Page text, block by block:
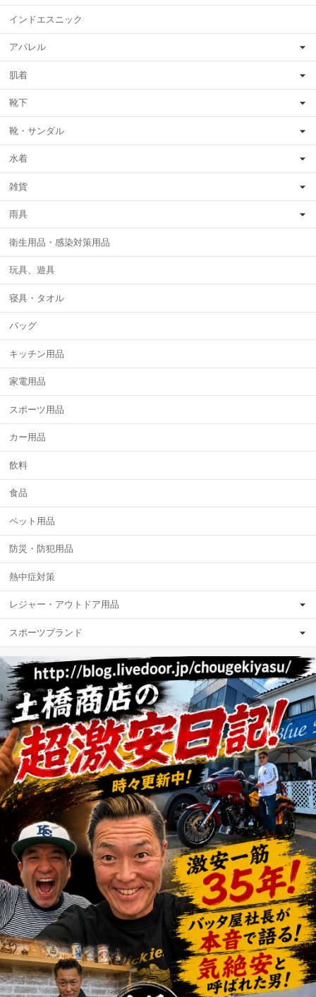
インドエスニック
アパレル
肌着
靴下
靴・サンダル
水着
雑貨
雨具
衛生用品・感染対策用品
玩具、遊具
寝具・タオル
バッグ
キッチン用品
家電用品
スポーツ用品
カー用品
飲料
食品
ペット用品
防災・防犯用品
熱中症対策
レジャー・アウトドア用品
スポーツブランド